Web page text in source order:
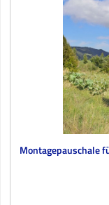
Montagepauschale